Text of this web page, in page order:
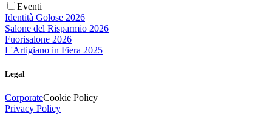
Eventi
Identità Golose 2026
Salone del Risparmio 2026
Fuorisalone 2026
L'Artigiano in Fiera 2025
Legal
CorporateCookie Policy
Privacy Policy